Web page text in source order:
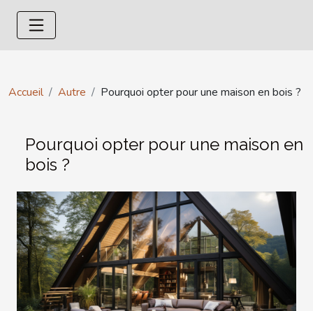
Accueil Autre Pourquoi opter pour une maison en bois ?
Pourquoi opter pour une maison en
bois ?